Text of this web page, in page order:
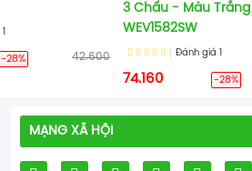
-28% 42.600
3 Chấu - Màu Trắng |
WEV1582SW
Đánh giá 1
74.160 -28%
MẠNG XÃ HỘI